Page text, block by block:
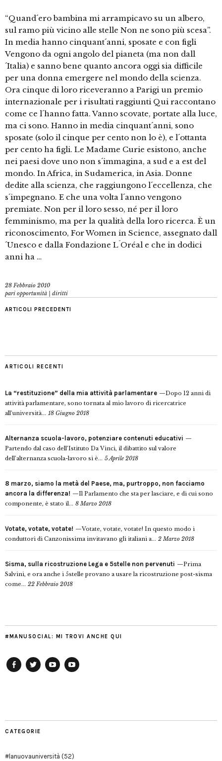
“Quand´ero bambina mi arrampicavo su un albero,
sul ramo più vicino alle stelle Non ne sono più scesa”.
In media hanno cinquant´anni, sposate e con figli
Vengono da ogni angolo del pianeta (ma non dall
´Italia) e sanno bene quanto ancora oggi sia difficile
per una donna emergere nel mondo della scienza.
Ora cinque di loro riceveranno a Parigi un premio
internazionale per i risultati raggiunti Qui raccontano
come ce l´hanno fatta. Vanno scovate, portate alla luce,
ma ci sono. Hanno in media cinquant´anni, sono
sposate (solo il cinque per cento non lo è), e l´ottanta
per cento ha figli. Le Madame Curie esistono, anche
nei paesi dove uno non s´immagina, a sud e a est del
mondo. In Africa, in Sudamerica, in Asia. Donne
dedite alla scienza, che raggiungono l´eccellenza, che
s´impegnano. E che una volta l´anno vengono
premiate. Non per il loro sesso, né per il loro
femminismo, ma per la qualità della loro ricerca. È un
riconoscimento, For Women in Science, assegnato dall
´Unesco e dalla Fondazione L´Oréal e che in dodici
anni ha …
28 Febbraio 2010
pari opportunità | diritti
ARTICOLI PRECEDENTI
ARTICOLI RECENTI
La “restituzione” della mia attività parlamentare
Dopo 12 anni di
attività parlamentare, sono tornata al mio lavoro di ricercatrice
all’università... 18 Giugno 2018
Alternanza scuola-lavoro, potenziare contenuti educativi
Partendo dal caso dell’Istituto Da Vinci, il dibattito sul valore
dell’alternanza scuola-lavoro si è... 5 Aprile 2018
8 marzo, siamo la metà del Paese, ma, purtroppo, non facciamo
ancora la differenza!
Il Parlamento che sta per lasciare, e di cui sono
componente, è stato il... 8 Marzo 2018
Votate, votate, votate!
Votate, votate, votate! In questo modo i
conduttori di Canzonissima invitavano gli italiani a... 2 Marzo 2018
Sisma, sulla ricostruzione Lega e 5stelle non pervenuti
Prima
Salvini, e ora anche i 5stelle provano a usare la ricostruzione post-sisma
come... 22 Febbraio 2018
#MANUSOCIAL: MI TROVI ANCHE QUI
CATEGORIE
#lanuovauniversità (52)